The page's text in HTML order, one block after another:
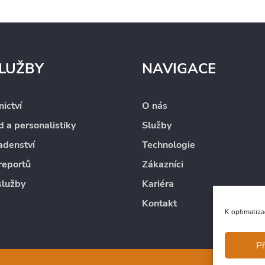
K
a personalistiky
NAVIGACE
O nás
Služby
Technologie
Zákazníci
Kariéra
Kontakt